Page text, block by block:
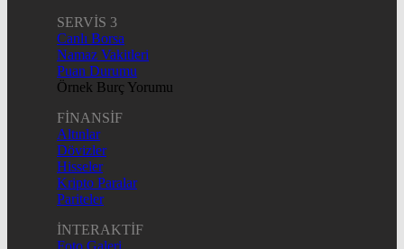
SERVİS 3
Canlı Borsa
Namaz Vakitleri
Puan Durumu
Örnek Burç Yorumu
FİNANSİF
Altınlar
Dövizler
Hisseler
Kripto Paralar
Pariteler
İNTERAKTİF
Foto Galeri